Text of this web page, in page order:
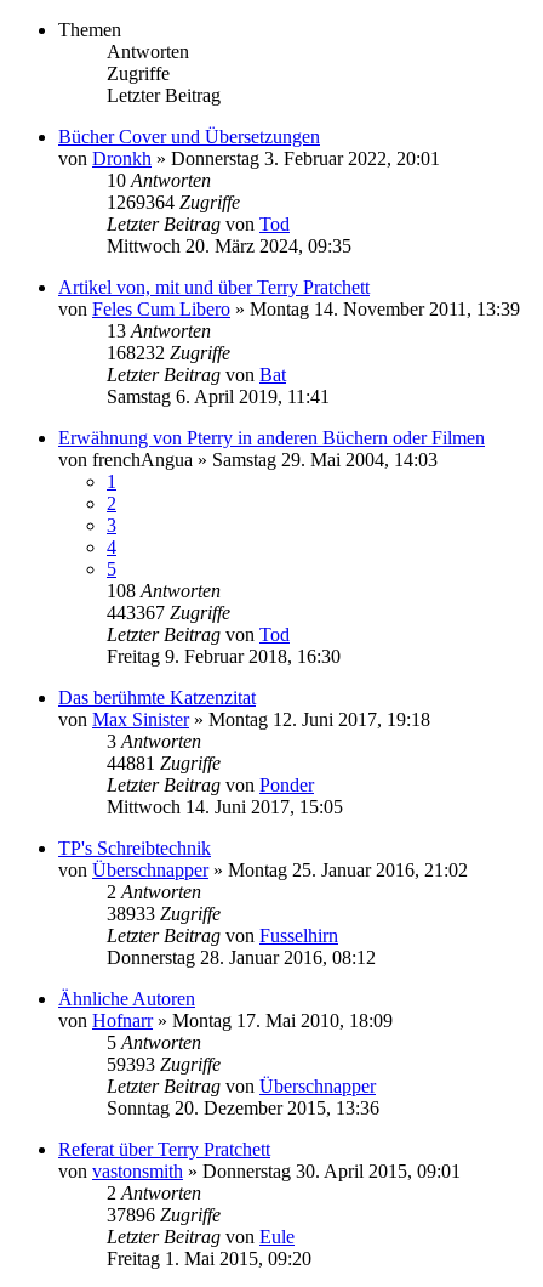
Themen
Antworten
Zugriffe
Letzter Beitrag
Bücher Cover und Übersetzungen
von Dronkh » Donnerstag 3. Februar 2022, 20:01
10 Antworten
1269364 Zugriffe
Letzter Beitrag von Tod
Mittwoch 20. März 2024, 09:35
Artikel von, mit und über Terry Pratchett
von Feles Cum Libero » Montag 14. November 2011, 13:39
13 Antworten
168232 Zugriffe
Letzter Beitrag von Bat
Samstag 6. April 2019, 11:41
Erwähnung von Pterry in anderen Büchern oder Filmen
von frenchAngua » Samstag 29. Mai 2004, 14:03
1
2
3
4
5
108 Antworten
443367 Zugriffe
Letzter Beitrag von Tod
Freitag 9. Februar 2018, 16:30
Das berühmte Katzenzitat
von Max Sinister» Montag 12. Juni 2017, 19:18
3 Antworten
44881 Zugriffe
Letzter Beitrag von Ponder
Mittwoch 14. Juni 2017, 15:05
TP's Schreibtechnik
von Überschnapper» Montag 25. Januar 2016, 21:02
2 Antworten
38933 Zugriffe
Letzter Beitrag von Fusselhirn
Donnerstag 28. Januar 2016, 08:12
Ähnliche Autoren
von Hofnarr» Montag 17. Mai 2010, 18:09
5 Antworten
59393 Zugriffe
Letzter Beitrag von Überschnapper
Sonntag 20. Dezember 2015, 13:36
Referat über Terry Pratchett
von vastonsmith » Donnerstag 30. April 2015, 09:01
2 Antworten
37896 Zugriffe
Letzter Beitrag von Eule
Freitag 1. Mai 2015, 09:20